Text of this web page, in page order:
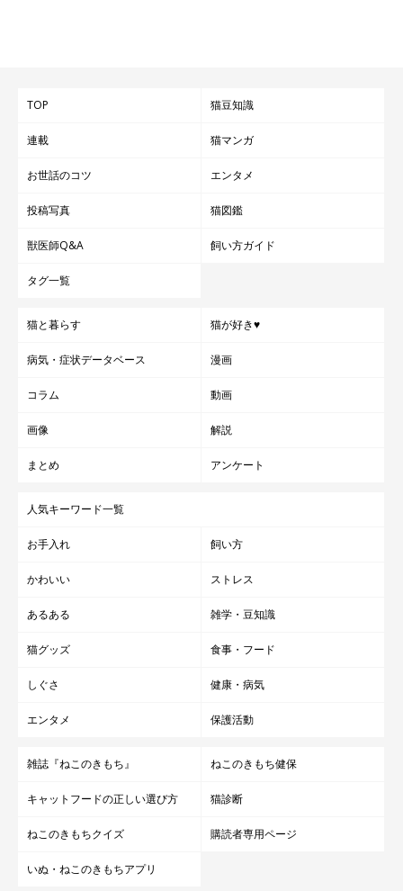
TOP 猫豆知識
連載 猫マンガ
お世話のコツ エンタメ
投稿写真 猫図鑑
獣医師Q&A 飼い方ガイド
タグ一覧
猫と暮らす 猫が好き♥
病気・症状データベース 漫画
コラム 動画
画像 解説
まとめ アンケート
人気キーワード一覧
お手入れ 飼い方
かわいい ストレス
あるある 雑学・豆知識
猫グッズ 食事・フード
しぐさ 健康・病気
エンタメ 保護活動
雑誌『ねこのきもち』 ねこのきもち健保
キャットフードの正しい選び方 猫診断
ねこのきもちクイズ 購読者専用ページ
いぬ・ねこのきもちアプリ